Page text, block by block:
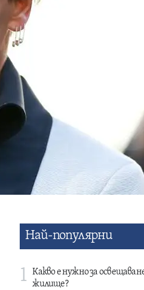
Най-популярни
1
Какво е нужно за
жилище?